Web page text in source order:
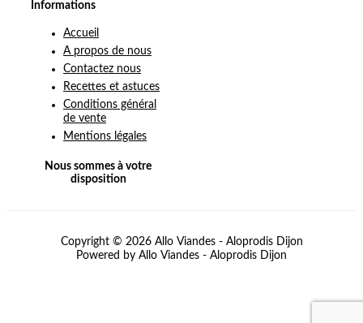
Informations
Accueil
A propos de nous
Contactez nous
Recettes et astuces
Conditions général
de vente
Mentions légales
Nous sommes à votre
disposition
Copyright © 2026 Allo Viandes - Aloprodis Dijon
Powered by Allo Viandes - Aloprodis Dijon